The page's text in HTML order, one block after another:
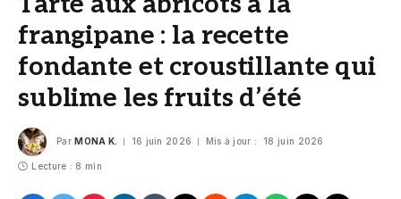
frangipane : la recette
fondante et croustillante qui
sublime les fruits d’été
Par MONA K. 16 juin 2026 Mis à jour : 18 juin 2026
Lecture : 8 min